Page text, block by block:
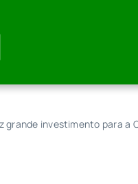
grande investimento para a